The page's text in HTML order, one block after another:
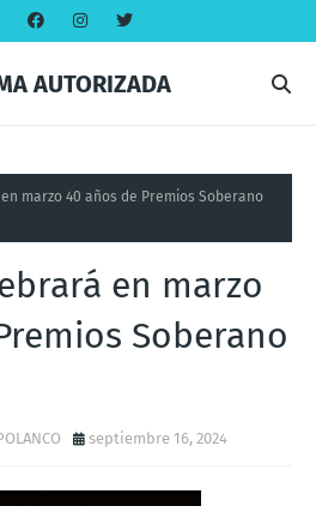
AUTORIZADA
marzo 40 años de Premios Soberano
en marzo
Soberano
septiembre 16, 2024